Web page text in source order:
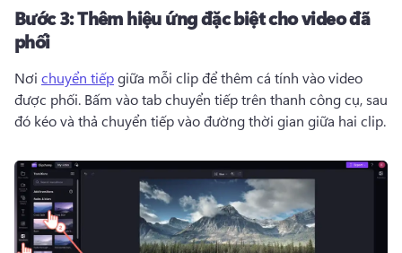
Bước 3:Thêm hiệu ứng đặc biệt cho video đã
phối
Nơi chuyển tiếp giữa mỗi clip để thêm cá tính vào video
được phối. Bấm vào tab chuyển tiếp trên thanh công cụ, sau